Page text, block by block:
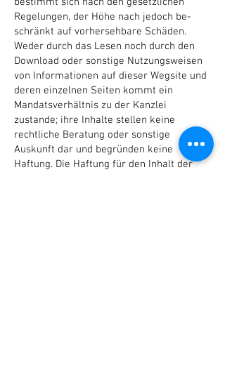
Regelungen, der Höhe nach jedoch be­
schränkt auf vorhersehbare Schäden.
Weder durch das Lesen noch durch den
Download oder sonstige Nutzungsweisen
von Informationen auf dieser Wegsite und
deren einzelnen Seiten kommt ein
Mandatsverhältnis zu der Kanzlei
zustande; ihre Inhalte stellen keine
rechtliche Beratung oder sonstige
Auskunft dar und begründen keine
Haftung. Die Haftung für den Inhalt der